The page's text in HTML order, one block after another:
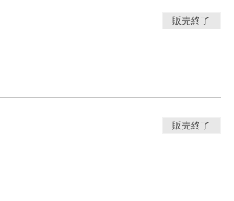
。（￥3,300税込）
販売終了
販売終了